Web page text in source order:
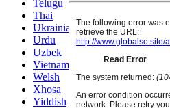
Telugu
Thai
Ukrainian
Urdu
Uzbek
Vietnamese
Welsh
Xhosa
Yiddish